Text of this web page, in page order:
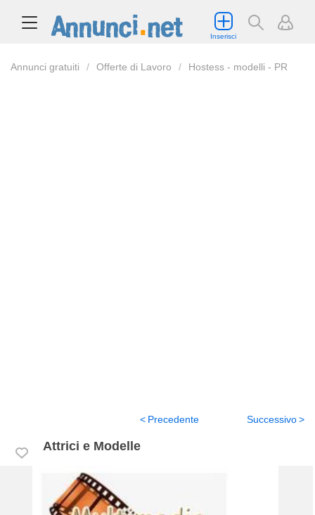
Inserisci
Annunci gratuiti Offerte di Lavoro Hostess - modelli - PR
Attrici e Modelle
Precedente Successivo